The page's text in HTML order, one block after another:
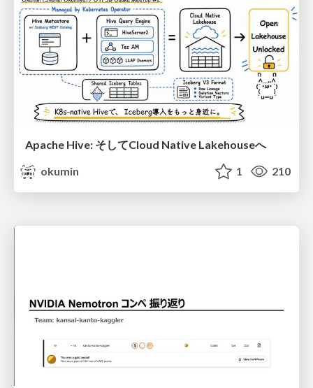
Apache Hive: そしてCloud Native Lakehouseへ
okumin
1 210